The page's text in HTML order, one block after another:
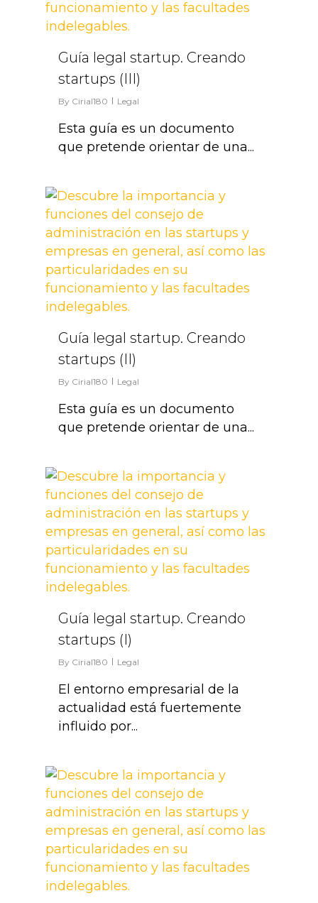
Guía legal startup. Creando
startups (III)
By Cirial180 Legal
Esta guía es un documento
que pretende orientar de una...
Guía legal startup. Creando
startups (II)
By Cirial180 Legal
Esta guía es un documento
que pretende orientar de una...
0
Guía legal startup. Creando
startups (I)
By Cirial180 Legal
El entorno empresarial de la
actualidad está fuertemente
influido por...
0
0